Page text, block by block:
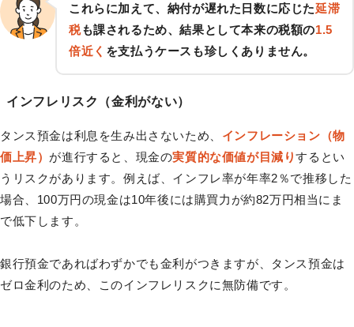
これらに加えて、納付が遅れた日数に応じた延滞
税も課されるため、結果として本来の税額の1.5
倍近く を支払うケースも珍しくありません。
インフレリスク（金利がない）
タンス預金は利息を生み出さないため、 インフレーション（物
価上昇） が進行すると、現金の実質的な価値が目減りするとい
うリスクがあります。例えば、インフレ率が年率2％で推移した
場合、100万円の現金は10年後には購買力が約82万円相当にま
で低下します。
銀行預金であればわずかでも金利がつきますが、タンス預金は
ゼロ金利のため、このインフレリスクに無防備です。